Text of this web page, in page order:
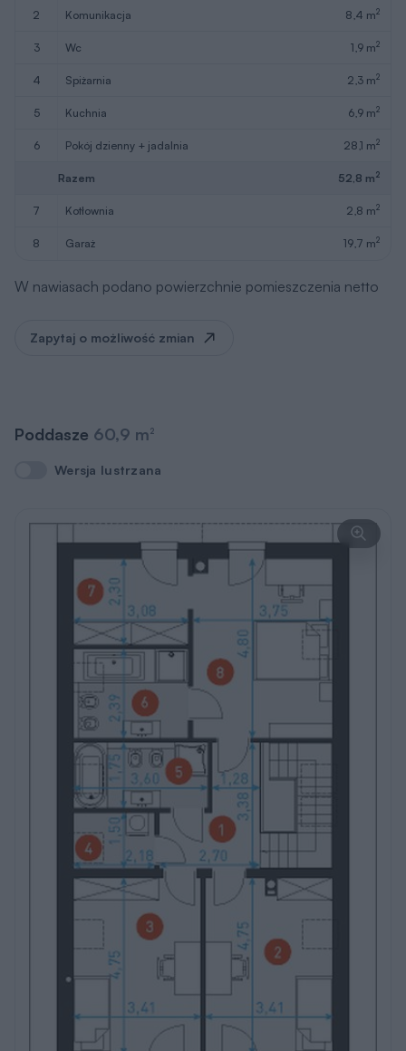
2 komunikacja 8,4 m2
3 wc 1,9 m2
4 spiżarnia 2,3 m2
5 kuchnia 6,9 m2
6 pokój dzienny + jadalnia 28,1 m2
Razem 52,8 m2
7 kotłownia 2,8 m2
8 garaż 19,7 m2
W nawiasach podano powierzchnie pomieszczenia netto
Zapytaj o możliwość zmian
Poddasze 60,9 m2
Wersja lustrzana
Wersja lustrzana